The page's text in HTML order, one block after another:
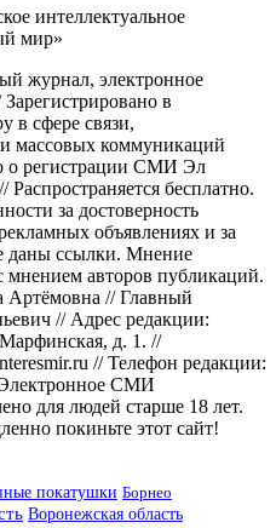
журнал, электронное
в
в сфере связи,
массовых коммуникаций
о регистрации СМИ Эл
бесплатно.
за достоверность
объявлениях и за
даны ссылки. Мнение
мнением авторов публикаций.
Артёмовна // Главный
// Адрес редакции:
д. 1. //
// Телефон редакции:
СМИ
для людей старше 18 лет.
покиньте этот сайт!
покатушки Борнео
Воронежская область